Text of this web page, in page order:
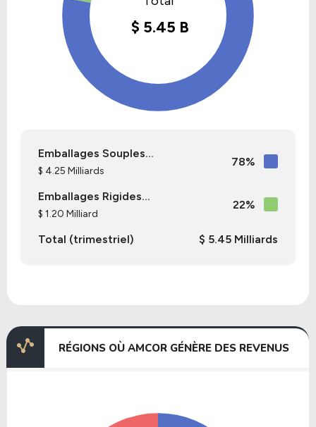
Emballages Souples...
$ 4.25 Milliards
78%
Emballages Rigides...
$ 1.20 Milliard
22%
Total (trimestriel) $ 5.45 Milliards
RÉGIONS OÙ AMCOR GÉNÈRE DES REVENUS